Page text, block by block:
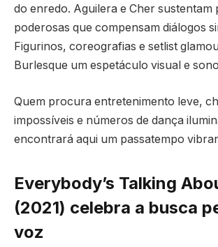
do enredo. Aguilera e Cher
poderosas que compensam diálogos
Figurinos, coreografias e setlist
Burlesque um espetáculo visual e
Quem procura entretenimento leve,
impossíveis e números de dança
encontrará aqui um passatempo
Everybody’s Talking
(2021) celebra a busca
voz